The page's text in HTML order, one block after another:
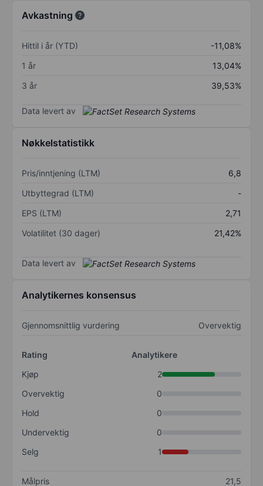
Avkastning
Hittil i år (YTD)
-11,08%
1 år
13,04%
3 år
39,53%
Data levert av
Nøkkelstatistikk
Pris/inntjening (LTM)
6,8
Utbyttegrad (LTM)
-
EPS (LTM)
2,71
Volatilitet (30 dager)
21,42%
Data levert av
Analytikernes konsensus
Gjennomsnittlig vurdering Overvektig
Rating
Analytikere
Kjøp
2
Overvektig
0
Hold
0
Undervektig
0
Selg
1
Målpris
21,5